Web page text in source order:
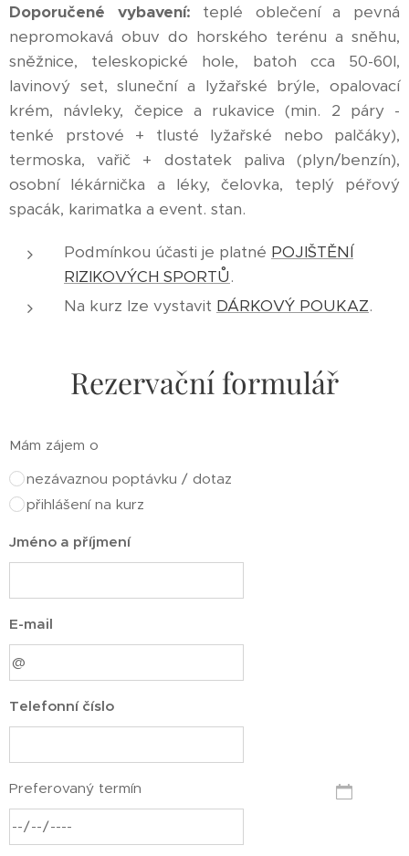
Doporučené vybavení: teplé oblečení a pevná
nepromokavá obuv do horského terénu a sněhu,
sněžnice, teleskopické hole, batoh cca 50-60l,
lavinový set, sluneční a lyžařské brýle, opalovací
krém, návleky, čepice a rukavice (min. 2 páry -
tenké prstové + tlusté lyžařské nebo palčáky),
termoska, vařič + dostatek paliva (plyn/benzín),
osobní lékárnička a léky, čelovka, teplý péřový
spacák, karimatka a event. stan.
Podmínkou účasti je platné POJIŠTĚNÍ
RIZIKOVÝCH SPORTŮ.
Na kurz lze vystavit DÁRKOVÝ POUKAZ.
Rezervační formulář
Mám zájem o
nezávaznou poptávku / dotaz
přihlášení na kurz
Jméno a příjmení
E-mail
Telefonní číslo
Preferovaný termín